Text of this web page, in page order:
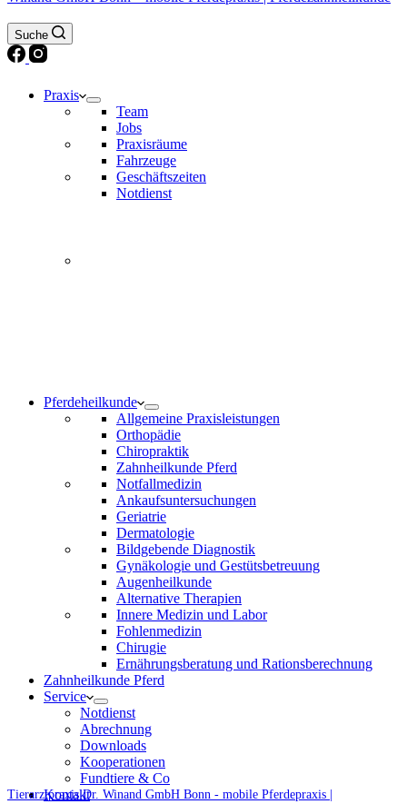
Suche
Praxis
Team
Jobs
Praxisräume
Fahrzeuge
Geschäftszeiten
Notdienst
Pferdeheilkunde
Allgemeine Praxisleistungen
Orthopädie
Chiropraktik
Zahnheilkunde Pferd
Notfallmedizin
Ankaufsuntersuchungen
Geriatrie
Dermatologie
Bildgebende Diagnostik
Gynäkologie und Gestütsbetreuung
Augenheilkunde
Alternative Therapien
Innere Medizin und Labor
Fohlenmedizin
Chirugie
Ernährungsberatung und Rationsberechnung
Zahnheilkunde Pferd
Service
Notdienst
Abrechnung
Downloads
Kooperationen
Fundtiere & Co
Kontakt
Tierarztpraxis Dr. Winand GmbH Bonn - mobile Pferdepraxis |